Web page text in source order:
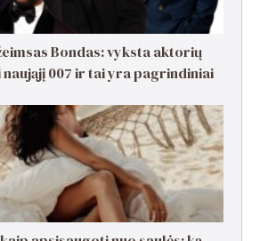
Bondas: vyksta aktorių
007 ir tai yra pagrindiniai